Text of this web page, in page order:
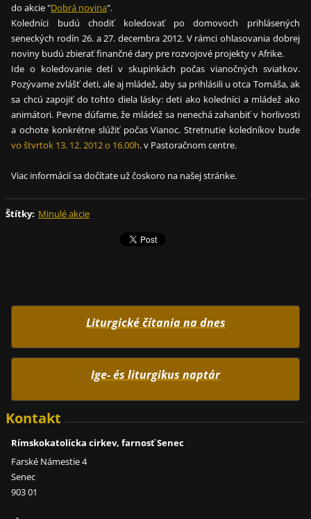
do akcie "Dobrá novina".
Koledníci budú chodiť koledovať po domovoch prihlásených
seneckých rodín 26. a 27. decembra 2012. V rámci ohlasovania dobrej
noviny budú zbierať finančné dary pre rozvojové projekty v Afrike.
Ide o koledovanie detí v skupinkách počas vianočných sviatkov.
Pozývame zvlášť deti, ale aj mládež, aby sa prihlásili u otca Tomáša, ak
sa chcú zapojiť do tohto diela lásky: deti ako koledníci a mládež ako
animátori. Pevne dúfame, že mládež sa nenechá zahanbiť v horlivosti
a ochote konkrétne slúžiť počas Vianoc. Stretnutie koledníkov bude
vo štvrtok 13. 12. 2012 o 16.00h. v Pastoračnom centre.
Viac informácií sa dočítate už čoskoro na našej stránke.
Štítky: Minulé akcie
Liturgické čítania na dnes
Ige- és liturgikus naptár
Kontakt
Rímskokatolícka cirkev, farnosť Senec
Farské Námestie 4
Senec
903 01